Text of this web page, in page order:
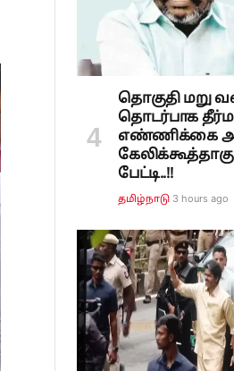
தொகுதி மறு
தொடர்பாக
எண்ணிக்கை
பேட்டி..!!
தமிழ்நாடு 3 hours ago